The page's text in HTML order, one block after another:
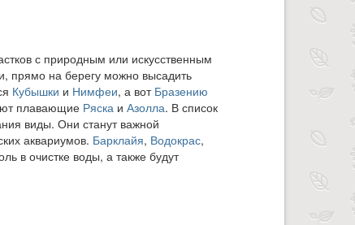
с природным или искусственным
прямо на берегу можно высадить
Кубышки и Нимфеи, а вот Бразению
плавающие Ряскаи Азолла. В список
виды. Они станут важной
аквариумов. Барклайя, Водокрас,
в очистке воды, а также будут